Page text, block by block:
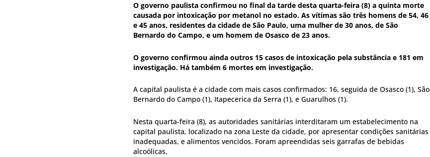
O governo paulista confirmou no final da tarde desta quarta-feira (8) a quinta morte
causada por intoxicação por metanol no estado. As vítimas são três homens de 54, 46
e 45 anos, residentes da cidade de São Paulo, uma mulher de 30 anos, de São
Bernardo do Campo, e um homem de Osasco de 23 anos.
O governo confirmou ainda outros 15 casos de intoxicação pela substância e 181 em
investigação. Há também 6 mortes em investigação.
A capital paulista é a cidade com mais casos confirmados: 16, seguida de Osasco (1), São
Bernardo do Campo (1), Itapecerica da Serra (1), e Guarulhos (1).
Nesta quarta-feira (8), as autoridades sanitárias interditaram um estabelecimento na
capital paulista, localizado na zona Leste da cidade, por apresentar condições sanitárias
inadequadas, e alimentos vencidos. Foram apreendidas seis garrafas de bebidas
alcoólicas.